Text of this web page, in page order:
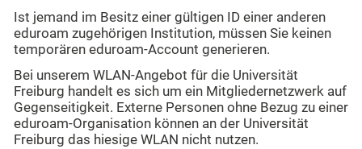
Ist jemand im Besitz einer gültigen ID einer anderen
eduroam zugehörigen Institution, müssen Sie keinen
temporären eduroam-Account generieren.
Bei unserem WLAN-Angebot für die Universität
Freiburg handelt es sich um ein Mitgliedernetzwerk auf
Gegenseitigkeit. Externe Personen ohne Bezug zu einer
eduroam-Organisation können an der Universität
Freiburg das hiesige WLAN nicht nutzen.